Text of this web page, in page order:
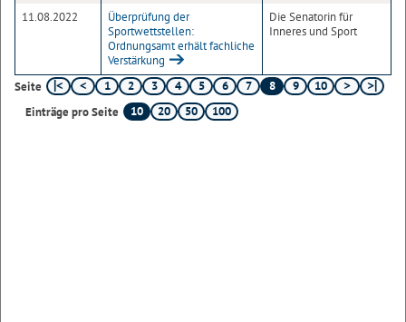
11.08.2022
Überprüfung der
Sportwettstellen:
Ordnungsamt erhält fachliche
Verstärkung
Die Senatorin für
Inneres und Sport
Seite 1 2 3 4 5 6 7 8 9
10
Einträge pro Seite
10 20 50 100